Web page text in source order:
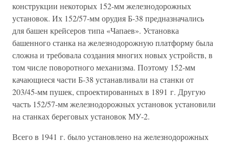
конструкции некоторых 152-мм железнодорожных
установок. Их 152/57-мм орудия Б-38 предназначались
для башен крейсеров типа «Чапаев». Установка
башенного станка на железнодорожную платформу была
сложна и требовала создания многих новых устройств, в
том числе поворотного механизма. Поэтому 152-мм
качающиеся части Б-38 устанавливали на станки от
203/45-мм пушек, спроектированных в 1891 г. Другую
часть 152/57-мм железнодорожных установок установили
на станках береговых установок МУ-2.
Всего в 1941 г. было установлено на железнодорожных